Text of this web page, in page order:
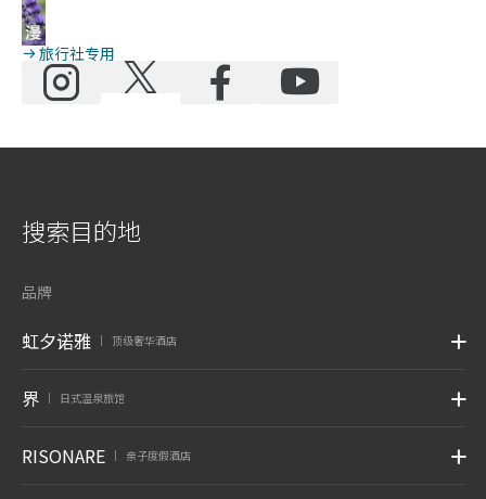
旅行社专用
搜索目的地
品牌
虹夕诺雅 顶级奢华酒店
界 日式温泉旅馆
RISONARE 亲子度假酒店